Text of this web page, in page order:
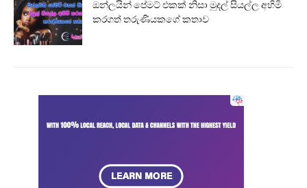
ඔන්ලයින් පේමට් එකක් නිසා මුදල් සියල්ල අහිමි
කරගත් තරුණියකගේ කතාව